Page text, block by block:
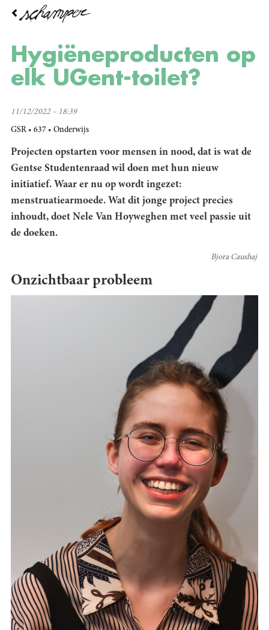
Overslaan
inhoud
Hygiëneproducten op
elk UGent-toilet?
11/12/2022 – 18:39
GSR 637 Onderwijs
Projecten opstarten voor mensen in nood, dat is wat de
Gentse Studentenraad wil doen met hun nieuw
initiatief. Waar er nu op wordt ingezet:
menstruatiearmoede. Wat dit jonge project precies
inhoudt, doet Nele Van Hoyweghen met veel passie uit
de doeken.
Bjora Caushaj
Onzichtbaar probleem